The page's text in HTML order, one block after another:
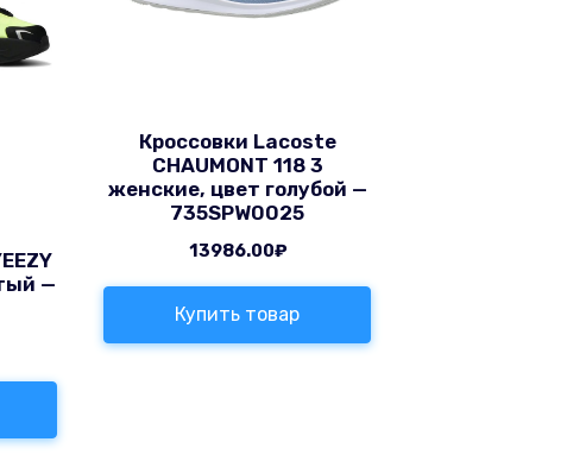
—
Кроссовки Lacoste
CHAUMONT 118 3
женские, цвет голубой —
735SPW0025
13986.00₽
Купить товар